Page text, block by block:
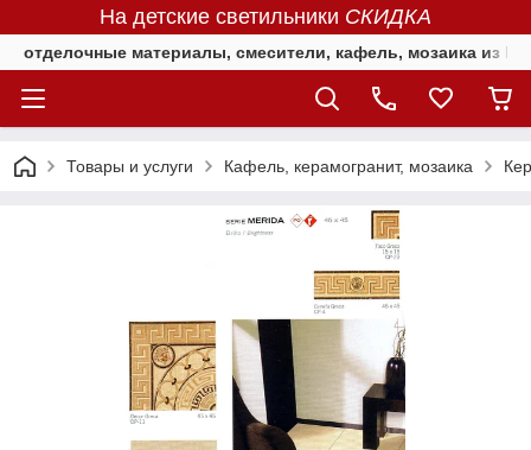
На детские светильники СКИДКА
отделочные материалы, смесители, кафель, мозаика из
Товары и услуги Кафель, керамогранит, мозаика